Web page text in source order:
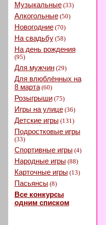
Музыкальные(33)
Алкогольные(50)
Новогодние(70)
На свадьбу(58)
На день рождения
(95)
Для мужчин(29)
Для влюблённых на
8 марта(60)
Розыгрыши(75)
Игры на улице(36)
Детские игры (131)
Подростковые игры
(33)
Спортивные игры (4)
Народные игры (88)
Карточные игры (13)
Пасьянсы (8)
Все конкурсы
одним списком